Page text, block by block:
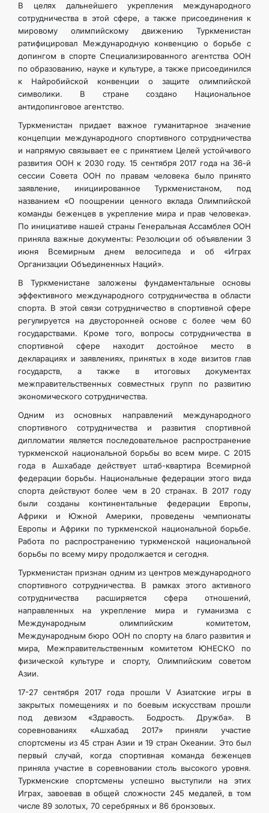
В целях дальнейшего укрепления международного
сотрудничества в этой сфере, а также присоединения к
мировому олимпийскому движению Туркменистан
ратифицировал Международную конвенцию о борьбе с
допингом в спорте Специализированного агентства ООН
по образованию, науке и культуре, а также присоединился
к Найробийской конвенции о защите олимпийской
символики. В стране создано Национальное
антидопинговое агентство.
Туркменистан придает важное гуманитарное значение
концепции международного спортивного сотрудничества
и напрямую связывает ее с принятием Целей устойчивого
развития ООН к 2030 году. 15 сентября 2017 года на 36-й
сессии Совета ООН по правам человека было принято
заявление, инициированное Туркменистаном, под
названием «О поощрении ценного вклада Олимпийской
команды беженцев в укрепление мира и прав человека».
По инициативе нашей страны Генеральная Ассамблея ООН
приняла важные документы: Резолюции об объявлении 3
июня Всемирным днем велосипеда и об «Играх
Организации Объединенных Наций».
В Туркменистане заложены фундаментальные основы
эффективного международного сотрудничества в области
спорта. В этой связи сотрудничество в спортивной сфере
регулируется на двусторонней основе с более чем 60
государствами. Кроме того, вопросы сотрудничества в
спортивной сфере находит достойное место в
декларациях и заявлениях, принятых в ходе визитов глав
государств, а также в итоговых документах
межправительственных совместных групп по развитию
экономического сотрудничества.
Одним из основных направлений международного
спортивного сотрудничества и развития спортивной
дипломатии является последовательное распространение
туркменской национальной борьбы во всем мире. С 2015
года в Ашхабаде действует штаб-квартира Всемирной
федерации борьбы. Национальные федерации этого вида
спорта действуют более чем в 20 странах. В 2017 году
были созданы континентальные федерации Европы,
Африки и Южной Америки, проведены чемпионаты
Европы и Африки по туркменской национальной борьбе.
Работа по распространению туркменской национальной
борьбы по всему миру продолжается и сегодня.
Туркменистан признан одним из центров международного
спортивного сотрудничества. В рамках этого активного
сотрудничества расширяется сфера отношений,
направленных на укрепление мира и гуманизма с
Международным олимпийским комитетом,
Международным бюро ООН по спорту на благо развития и
мира, Межправительственным комитетом ЮНЕСКО по
физической культуре и спорту, Олимпийским советом
Азии.
17-27 сентября 2017 года прошли V Азиатские игры в
закрытых помещениях и по боевым искусствам прошли
под девизом «Здравость. Бодрость. Дружба». В
соревнованиях «Ашхабад 2017» приняли участие
спортсмены из 45 стран Азии и 19 стран Океании. Это был
первый случай, когда спортивная команда беженцев
приняла участие в соревновании столь высокого уровня.
Туркменские спортсмены успешно выступили на этих
Играх, завоевав в общей сложности 245 медалей, в том
числе 89 золотых, 70 серебряных и 86 бронзовых.